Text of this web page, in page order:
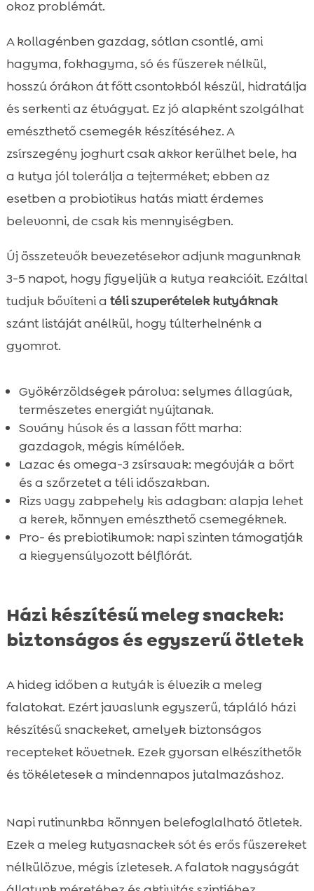
okoz problémát.
A kollagénben gazdag, sótlan csontlé, ami
hagyma, fokhagyma, só és fűszerek nélkül,
hosszú órákon át főtt csontokból készül, hidratálja
és serkenti az étvágyat. Ez jó alapként szolgálhat
emészthető csemegék készítéséhez. A
zsírszegény joghurt csak akkor kerülhet bele, ha
a kutya jól tolerálja a tejterméket; ebben az
esetben a probiotikus hatás miatt érdemes
belevonni, de csak kis mennyiségben.
Új összetevők bevezetésekor adjunk magunknak
3-5 napot, hogy figyeljük a kutya reakcióit. Ezáltal
tudjuk bővíteni a téli szuperételek kutyáknak
szánt listáját anélkül, hogy túlterhelnénk a
gyomrot.
Gyökérzöldségek párolva: selymes állagúak,
természetes energiát nyújtanak.
Sovány húsok és a lassan főtt marha:
gazdagok, mégis kímélőek.
Lazac és omega-3 zsírsavak: megóvják a bőrt
és a szőrzetet a téli időszakban.
Rizs vagy zabpehely kis adagban: alapja lehet
a kerek, könnyen emészthető csemegéknek.
Pro- és prebiotikumok: napi szinten támogatják
a kiegyensúlyozott bélflórát.
Házi készítésű meleg snackek:
biztonságos és egyszerű ötletek
A hideg időben a kutyák is élvezik a meleg
falatokat. Ezért javaslunk egyszerű, tápláló házi
készítésű snackeket, amelyek biztonságos
recepteket követnek. Ezek gyorsan elkészíthetők
és tökéletesek a mindennapos jutalmazáshoz.
Napi rutinunkba könnyen belefoglalható ötletek.
Ezek a meleg kutyasnackek sót és erős fűszereket
nélkülözve, mégis ízletesek. A falatok nagyságát